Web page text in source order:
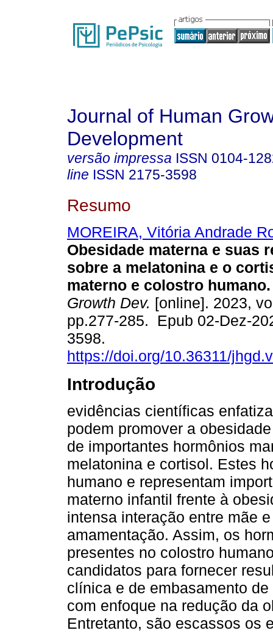
Journal of Human
Development
versão impressa ISSN 0104-
line ISSN 2175-3598
Resumo
MOREIRA, Vitória Andrade
Obesidade materna e suas
sobre a melatonina e o
materno e colostro humano.
Growth Dev. [online]. 2023,
pp.277-285. Epub 02-Dez-
3598.
https://doi.org/10.36311/
Introdução
evidências científicas
podem promover a
de importantes hormônios
melatonina e cortisol. Estes
humano e representam
materno infantil frente à
intensa interação entre mãe
amamentação. Assim, os
presentes no colostro
candidatos para fornecer
clínica e de embasamento
com enfoque na redução da
Entretanto, são escassos os